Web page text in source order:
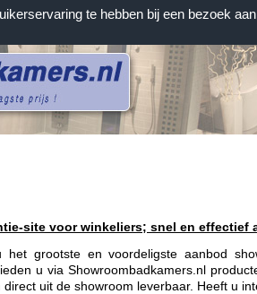
te hebben bij een bezoek
Home |
site voor winkeliers; snel en effectief
het grootste en voordeligste aanbod
u via Showroombadkamers.nl
direct uit de showroom leverbaar. Heeft u